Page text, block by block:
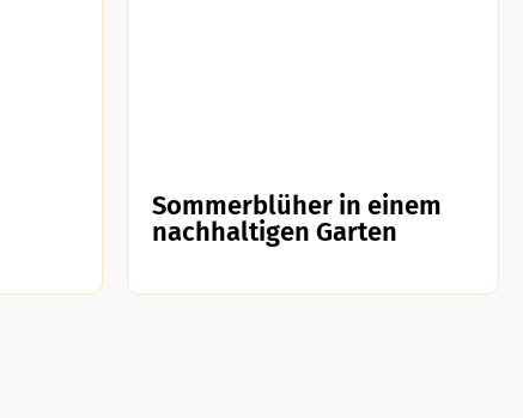
Sommerblüher in einem
nachhaltigen Garten